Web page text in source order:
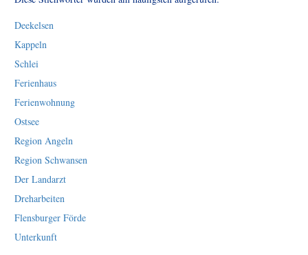
Deekelsen
Kappeln
Schlei
Ferienhaus
Ferienwohnung
Ostsee
Region Angeln
Region Schwansen
Der Landarzt
Dreharbeiten
Flensburger Förde
Unterkunft